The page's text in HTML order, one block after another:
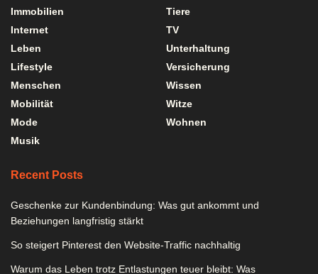
Immobilien
Internet
Leben
Lifestyle
Menschen
Mobilität
Mode
Musik
Tiere
TV
Unterhaltung
Versicherung
Wissen
Witze
Wohnen
Recent Posts
Geschenke zur Kundenbindung: Was gut ankommt und
Beziehungen langfristig stärkt
So steigert Pinterest den Website-Traffic nachhaltig
Warum das Leben trotz Entlastungen teuer bleibt: Was